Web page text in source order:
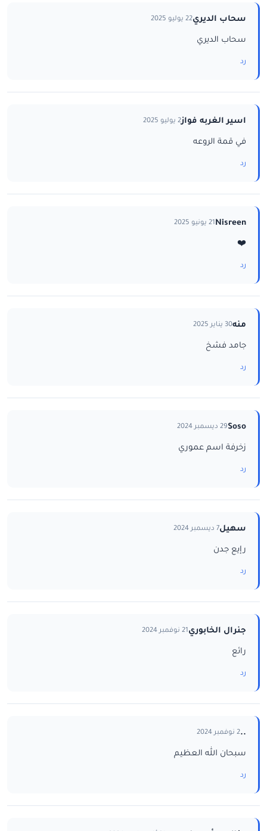
سحاب الديري22 يوليو 2025
سحاب الديري
رد
اسير الغربه فواز2 يوليو 2025
في قمة الروعه
رد
Nisreen21 يونيو 2025
❤️
رد
منه30 يناير 2025
جامد فشخ
رد
Soso29 ديسمبر 2024
زخرفة اسم عموري
رد
سهيل7 ديسمبر 2024
رإيع جدن
رد
جنرال الخابوري21 نوفمبر 2024
رائع
رد
..2 نوفمبر 2024
سبحان الله العظيم
رد